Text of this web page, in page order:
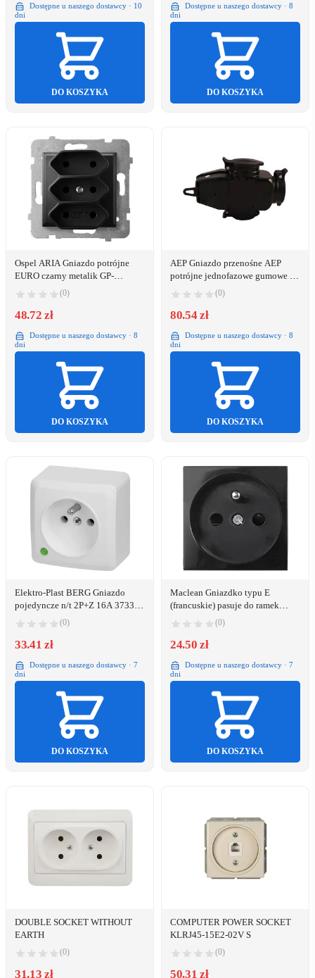
Dostępne u naszego dostawcy · 10
dni
DO KOSZYKA
Dostępne u naszego dostawcy · 8
dni
DO KOSZYKA
Ospel ARIA Gniazdo potrójne
EURO czarny metalik GP-
(0)
48.72 zł
Dostępne u naszego dostawcy · 8
dni
DO KOSZYKA
AEP Gniazdo przenośne AEP
potrójne jednofazowe gumowe z
thermoduru z zatyczką 16A 230V
IP44 czarne (9002257)
(0)
80.54 zł
Dostępne u naszego dostawcy · 8
dni
DO KOSZYKA
Elektro-Plast BERG Gniazdo
pojedyncze n/t 2P+Z 16A 3733-
(0)
33.41 zł
Dostępne u naszego dostawcy · 7
dni
DO KOSZYKA
Maclean Gniazdko typu E
(francuskie) pasuje do ramek
szklanych MCE718B Czarne
(0)
24.50 zł
Dostępne u naszego dostawcy · 7
dni
DO KOSZYKA
DOUBLE SOCKET WITHOUT
EARTH
(0)
31.13 zł
COMPUTER POWER SOCKET
KLRJ45-15E2-02V S
(0)
50.31 zł